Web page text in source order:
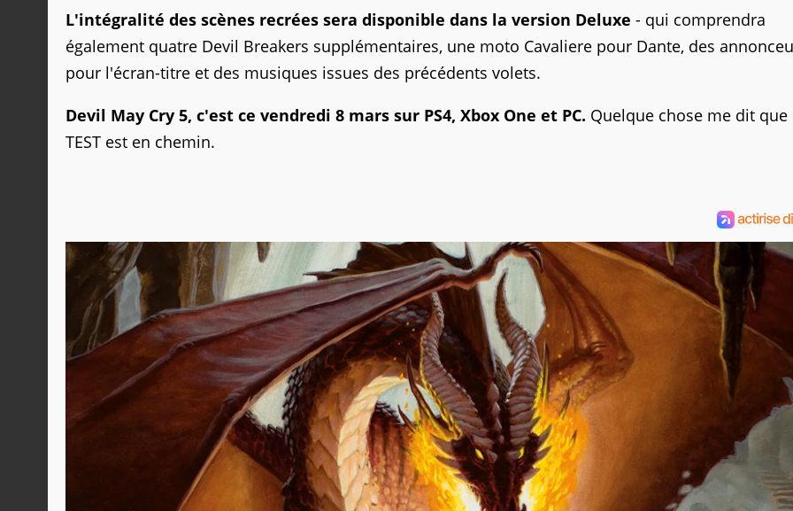
L'intégralité des scènes recrées sera disponible dans la version Deluxe - qui comprendra
également quatre Devil Breakers supplémentaires, une moto Cavaliere pour Dante, des
pour l'écran-titre et des musiques issues des précédents volets.
Devil May Cry 5, c'est ce vendredi 8 mars sur PS4, Xbox One et PC. Quelque chose me dit que
TEST est en chemin.